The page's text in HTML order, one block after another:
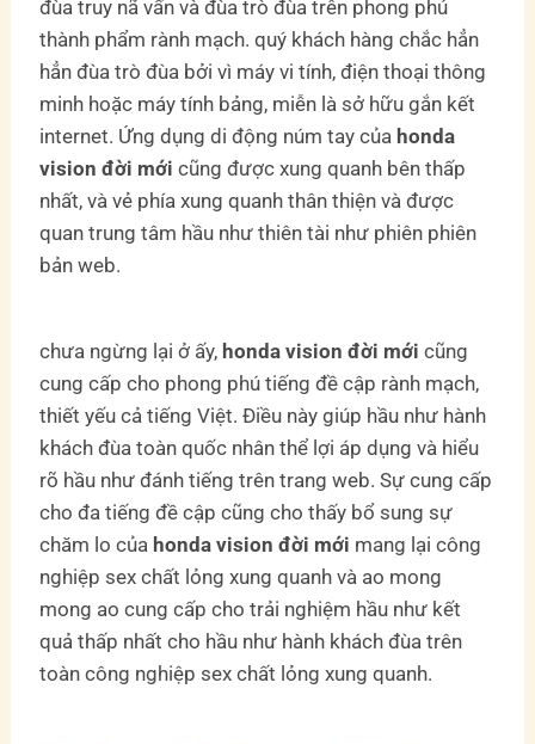
đùa truy nã vấn và đùa trò đùa trên phong phú
thành phẩm rành mạch. quý khách hàng chắc hẳn
hẳn đùa trò đùa bởi vì máy vi tính, điện thoại thông
minh hoặc máy tính bảng, miễn là sở hữu gắn kết
internet. Ứng dụng di động núm tay của honda
vision đời mới cũng được xung quanh bên thấp
nhất, và vẻ phía xung quanh thân thiện và được
quan trung tâm hầu như thiên tài như phiên phiên
bản web.
chưa ngừng lại ở ấy, honda vision đời mới cũng
cung cấp cho phong phú tiếng đề cập rành mạch,
thiết yếu cả tiếng Việt. Điều này giúp hầu như hành
khách đùa toàn quốc nhân thể lợi áp dụng và hiểu
rõ hầu như đánh tiếng trên trang web. Sự cung cấp
cho đa tiếng đề cập cũng cho thấy bổ sung sự
chăm lo của honda vision đời mới mang lại công
nghiệp sex chất lỏng xung quanh và ao mong
mong ao cung cấp cho trải nghiệm hầu như kết
quả thấp nhất cho hầu như hành khách đùa trên
toàn công nghiệp sex chất lỏng xung quanh.